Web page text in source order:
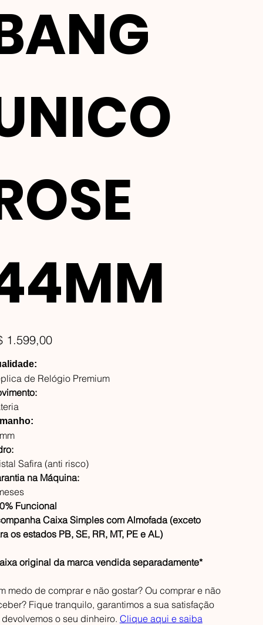
1.599,00
de Relógio Premium
Safira (anti risco)
na Máquina:
Funcional
Caixa Simples com Almofada (exceto
os estados PB, SE, RR, MT, PE e AL)
original da marca vendida separadamente*
medo de comprar e não gostar? Ou comprar e não
Fique tranquilo, garantimos a sua satisfação
o seu dinheiro. Clique aqui e saiba